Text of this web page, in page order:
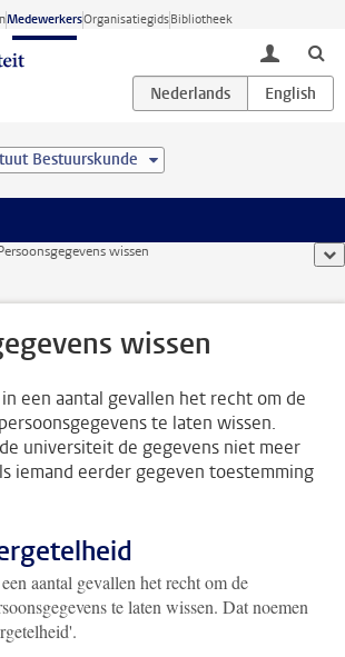
MedewerkersOrganisatiegidsBibliotheek
toggle
Bestuurskunde
wissen
wissen
een aantal gevallen het recht om de
te laten wissen.
universiteit de gegevens niet meer
iemand eerder gegeven toestemming
aantal gevallen het recht om de
te laten wissen. Dat noemen